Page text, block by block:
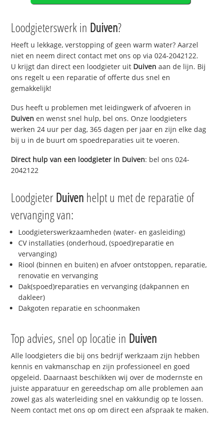
Loodgieterswerk in Duiven?
Heeft u lekkage, verstopping of geen warm water? Aarzel
niet en neem direct contact met ons op via 024-2042122.
U krijgt dan direct een loodgieter uit Duiven aan de lijn. Bij
ons regelt u een reparatie of offerte dus snel en
gemakkelijk!
Dus heeft u problemen met leidingwerk of afvoeren in
Duiven en wenst snel hulp, bel ons. Onze loodgieters
werken 24 uur per dag, 365 dagen per jaar en zijn elke dag
bij u in de buurt om spoedreparaties uit te voeren.
Direct hulp van een loodgieter in Duiven: bel ons 024-
2042122
Loodgieter Duiven helpt u met de reparatie of
vervanging van:
Loodgieterswerkzaamheden (water- en gasleiding)
CV installaties (onderhoud, (spoed)reparatie en
vervanging)
Riool (binnen en buiten) en afvoer ontstoppen, reparatie,
renovatie en vervanging
Dak(spoed)reparaties en vervanging (dakpannen en
dakleer)
Dakgoten reparatie en schoonmaken
Top advies, snel op locatie in Duiven
Alle loodgieters die bij ons bedrijf werkzaam zijn hebben
kennis en vakmanschap en zijn professioneel en goed
opgeleid. Daarnaast beschikken wij over de modernste en
juiste apparatuur en gereedschap om alle problemen aan
zowel gas als waterleiding snel en vakkundig op te lossen.
Neem contact met ons op om direct een afspraak te maken.